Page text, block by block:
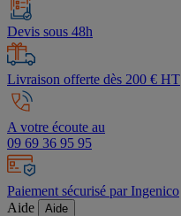
Devis sous 48h
Livraison offerte dès 200 € HT
A votre écoute au
09 69 36 95 95
Paiement sécurisé par Ingenico
Aide
Aide